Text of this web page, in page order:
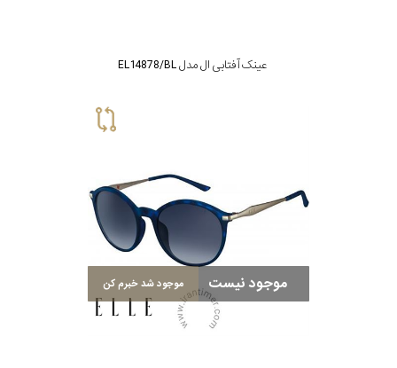
عینک آفتابی ال مدل EL14878/BL
موجود نیست موجود شد خبرم کن